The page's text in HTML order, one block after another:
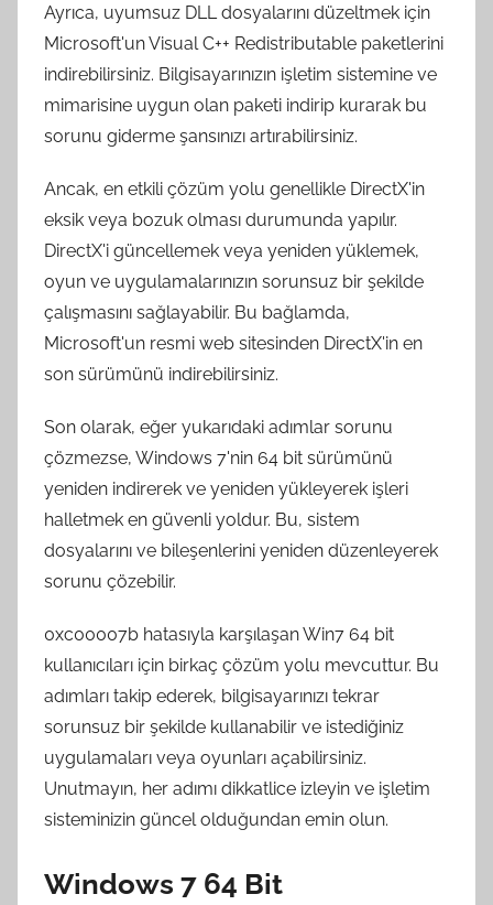
Ayrıca, uyumsuz DLL dosyalarını düzeltmek için
Microsoft'un Visual C++ Redistributable paketlerini
indirebilirsiniz. Bilgisayarınızın işletim sistemine ve
mimarisine uygun olan paketi indirip kurarak bu
sorunu giderme şansınızı artırabilirsiniz.
Ancak, en etkili çözüm yolu genellikle DirectX'in
eksik veya bozuk olması durumunda yapılır.
DirectX'i güncellemek veya yeniden yüklemek,
oyun ve uygulamalarınızın sorunsuz bir şekilde
çalışmasını sağlayabilir. Bu bağlamda,
Microsoft'un resmi web sitesinden DirectX'in en
son sürümünü indirebilirsiniz.
Son olarak, eğer yukarıdaki adımlar sorunu
çözmezse, Windows 7'nin 64 bit sürümünü
yeniden indirerek ve yeniden yükleyerek işleri
halletmek en güvenli yoldur. Bu, sistem
dosyalarını ve bileşenlerini yeniden düzenleyerek
sorunu çözebilir.
0xc00007b hatasıyla karşılaşan Win7 64 bit
kullanıcıları için birkaç çözüm yolu mevcuttur. Bu
adımları takip ederek, bilgisayarınızı tekrar
sorunsuz bir şekilde kullanabilir ve istediğiniz
uygulamaları veya oyunları açabilirsiniz.
Unutmayın, her adımı dikkatlice izleyin ve işletim
sisteminizin güncel olduğundan emin olun.
Windows 7 64 Bit